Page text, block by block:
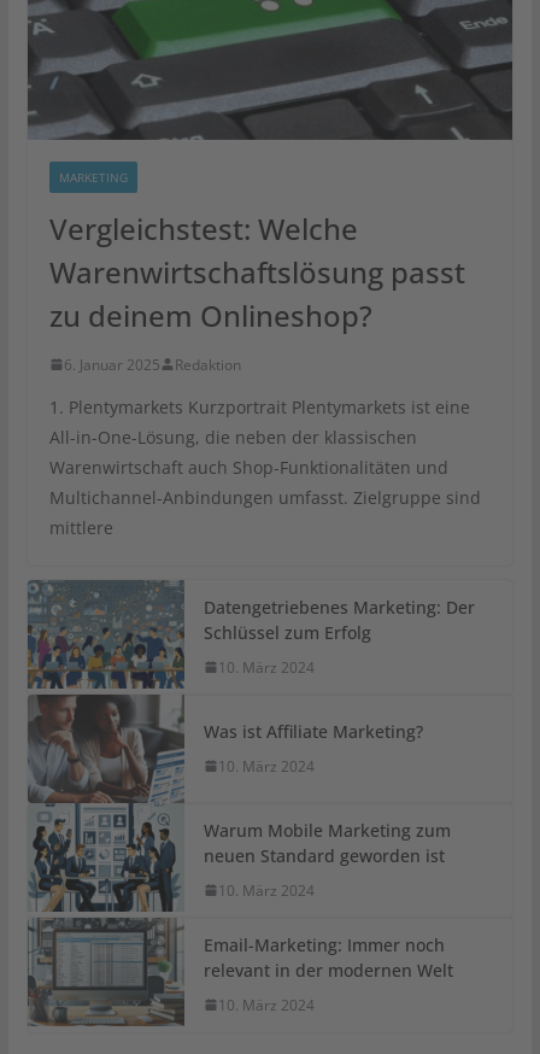
MARKETING
Vergleichstest: Welche
Warenwirtschaftslösung passt
zu deinem Onlineshop?
6. Januar 2025 Redaktion
1. Plentymarkets Kurzportrait Plentymarkets ist eine
All-in-One-Lösung, die neben der klassischen
Warenwirtschaft auch Shop-Funktionalitäten und
Multichannel-Anbindungen umfasst. Zielgruppe sind
mittlere
Datengetriebenes Marketing: Der
Schlüssel zum Erfolg
10. März 2024
Was ist Affiliate Marketing?
10. März 2024
Warum Mobile Marketing zum
neuen Standard geworden ist
10. März 2024
Email-Marketing: Immer noch
relevant in der modernen Welt
10. März 2024